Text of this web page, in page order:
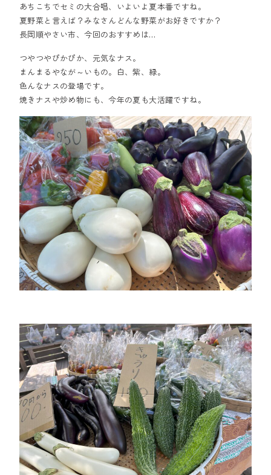
あちこちでセミの大合唱、いよいよ夏本番ですね。
夏野菜と言えば？みなさんどんな野菜がお好きですか？
長岡順やさい市、今回のおすすめは…
つやつやぴかぴか、元気なナス。
まんまるやなが～いもの。白、紫、緑。
色んなナスの登場です。
焼きナスや炒め物にも、今年の夏も大活躍ですね。